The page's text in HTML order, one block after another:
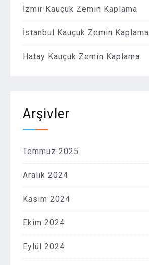
İzmir Kauçuk Zemin Kaplama
İstanbul Kauçuk Zemin Kaplama
Hatay Kauçuk Zemin Kaplama
Arşivler
Temmuz 2025
Aralık 2024
Kasım 2024
Ekim 2024
Eylül 2024